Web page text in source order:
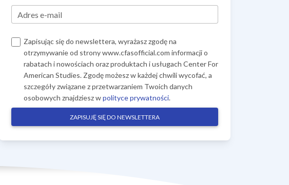
Adres e-mail
Zapisując się do newslettera, wyrażasz zgodę na
otrzymywanie od strony www.cfasofficial.com informacji o
rabatach i nowościach oraz produktach i usługach Center For
American Studies. Zgodę możesz w każdej chwili wycofać, a
szczegóły związane z przetwarzaniem Twoich danych
osobowych znajdziesz wpolityce prywatności.
ZAPISUJĘ SIĘ DO NEWSLETTERA